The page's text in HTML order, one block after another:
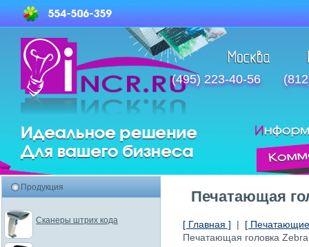
(495) 223-40-56
Печатающая
[ Главная ] | [ Печатающие
Печатающая головка
Продукция
Сканеры штрих кода